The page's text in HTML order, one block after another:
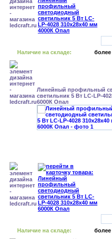
Наличие на складе: более
Линейный профильный
светильник 5 Вт LC-LP-
6000К Опал
Наличие на складе: более